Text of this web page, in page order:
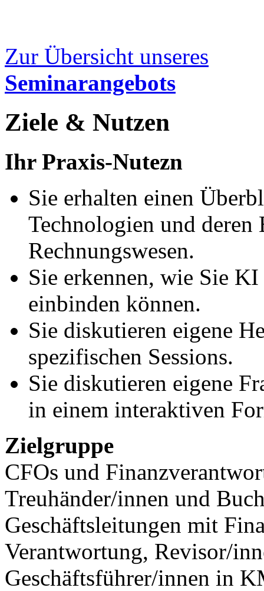
Zur Übersicht unseres
Seminarangebots
Ziele & Nutzen
Ihr Praxis-Nutezn
Sie erhalten einen
Technologien und
Rechnungswesen.
Sie erkennen, wie Sie
einbinden können.
Sie diskutieren eigene
spezifischen Sessions.
Sie diskutieren eigene
in einem interaktiven
Zielgruppe
CFOs und
Treuhänder/innen und
Geschäftsleitungen mit
Verantwortung, Revisor/
Geschäftsführer/innen in